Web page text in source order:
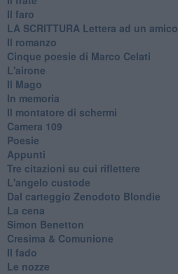
Il faro
​LA SCRITTURA Lettera ad un amico
Il romanzo
Cinque poesie di Marco Celati
L'airone
Il Mago
In memoria
Il montatore di schermi
Camera 109
Poesie
Appunti
Tre citazioni su cui riflettere
L'angelo custode
Dal carteggio Zenodoto Blondie
La cena
Simon Benetton
Cresima & Comunione
Il fado
Le nozze